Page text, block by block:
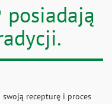
posiadają
swoją recepturę i proces